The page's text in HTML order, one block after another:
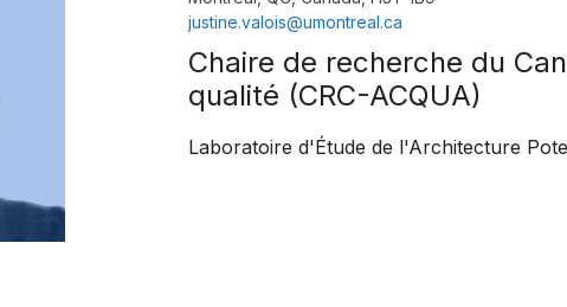
justine.valois@umontreal.ca
Chaire de recherche du
qualité (CRC-ACQUA)
Laboratoire d'Étude de l'Architecture